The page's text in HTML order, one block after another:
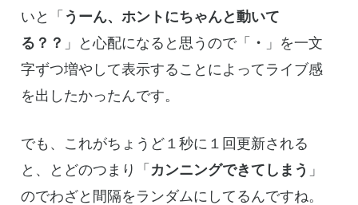
いと「 うーん、ホントにちゃんと動いて
る？？ 」と心配になると思うので「 ・ 」を一文
字ずつ増やして表示することによってライブ感
を出したかったんです。
でも、これがちょうど１秒に１回更新される
と、とどのつまり「 カンニングできてしまう 」
のでわざと間隔をランダムにしてるんですね。